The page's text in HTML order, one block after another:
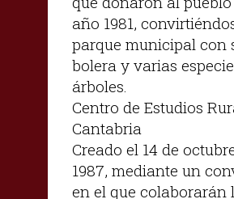
año 1981,
parque municipal con
bolera y varias
árboles.
Centro de Estudios
Cantabria
Creado el 14 de
1987, mediante un
en el que colaborarán